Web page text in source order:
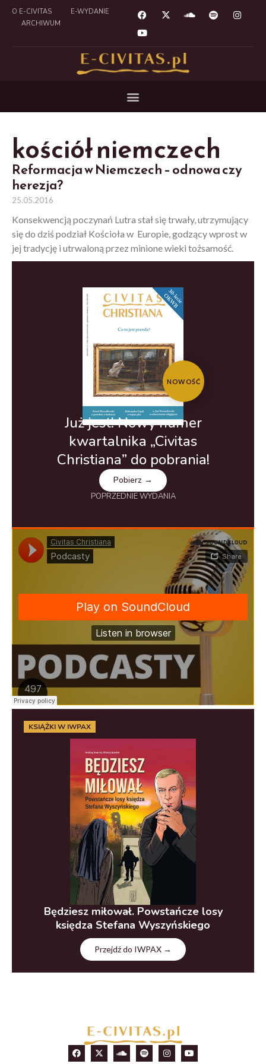
O E-CIVITAS
E-WYDANIE
ARCHIWUM
kościół niemczech
Reformacja w Niemczech – odnowa czy
herezja?
25.05.2016
Konsekwencją poczynań Lutra stał się trwały, utrzymujący
się do dziś podział Kościoła w Europie, godzący wprost w
jej tradycję i utrwaloną przez minione wieki tożsamość.
NOWOŚĆ
Już jest! Nowy numer
kwartalnika „Civitas
Christiana” do pobrania!
Pobierz →
POPRZEDNIE WYDANIA
KSIĄŻKI W IWPAX
Będziesz miłował. Powstańcze losy
księdza Stefana Wyszyńskiego
Przejdź do IWPAX →